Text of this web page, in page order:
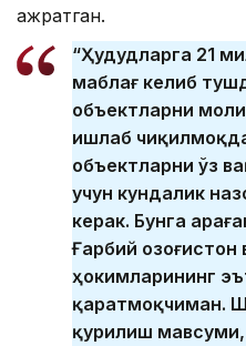
ажратган.
“Ҳудудларга 21
маблағ келиб
объектларни
ишлаб
объектларни ўз
учун кундалик
керак. Бунга
Ғарбий
ҳокимларининг
қаратмоқчиман.
қурилиш